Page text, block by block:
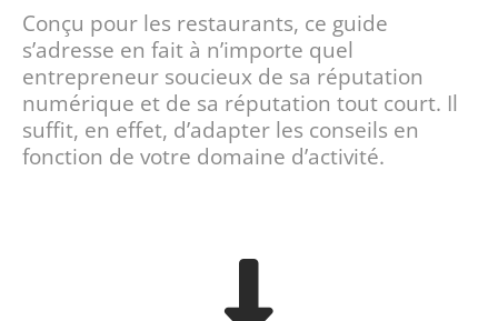
Conçu pour les restaurants, ce guide
s’adresse en fait à n’importe quel
entrepreneur soucieux de sa réputation
numérique et de sa réputation tout court. Il
suffit, en effet, d’adapter les conseils en
fonction de votre domaine d’activité.